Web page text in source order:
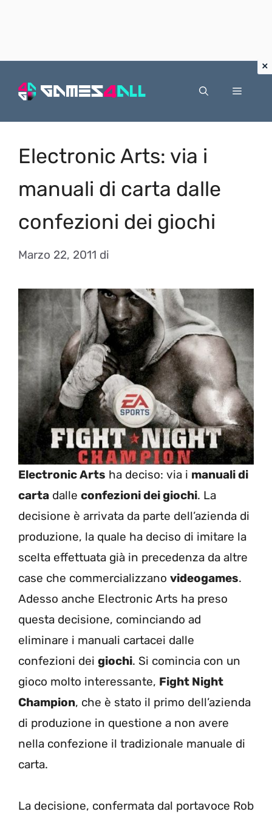
Menu
Electronic Arts: via i
manuali di carta dalle
confezioni dei giochi
Marzo 22, 2011 di
Electronic Arts ha deciso: via i manuali di
carta dalle confezioni dei giochi. La
decisione è arrivata da parte dell’azienda di
produzione, la quale ha deciso di imitare la
scelta effettuata già in precedenza da altre
case che commercializzano videogames.
Adesso anche Electronic Arts ha preso
questa decisione, cominciando ad
eliminare i manuali cartacei dalle
confezioni dei giochi. Si comincia con un
gioco molto interessante, Fight Night
Champion, che è stato il primo dell’azienda
di produzione in questione a non avere
nella confezione il tradizionale manuale di
carta.
La decisione, confermata dal portavoce Rob